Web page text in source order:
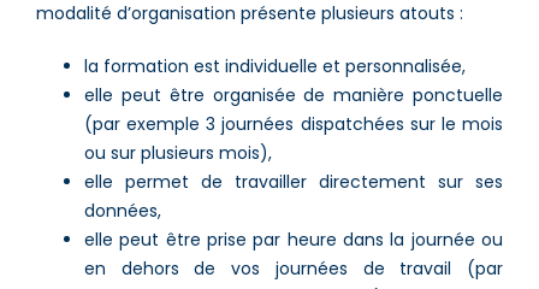
modalité d’organisation présente plusieurs atouts :
la formation est individuelle et personnalisée,
elle peut être organisée de manière ponctuelle
(par exemple 3 journées dispatchées sur le mois
ou sur plusieurs mois),
elle permet de travailler directement sur ses
données,
elle peut être prise par heure dans la journée ou
en dehors de vos journées de travail (par